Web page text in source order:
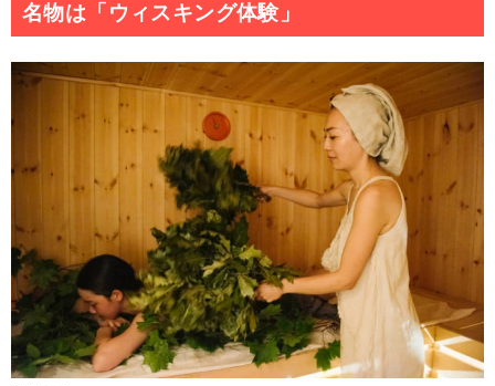
名物は「ウィスキング体験」